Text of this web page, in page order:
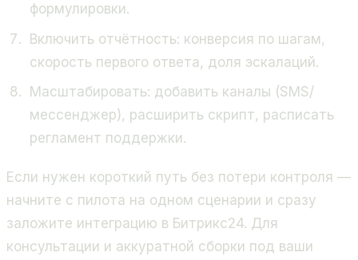
формулировки.
Включить отчётность: конверсия по шагам,
скорость первого ответа, доля эскалаций.
Масштабировать: добавить каналы (SMS/
мессенджер), расширить скрипт, расписать
регламент поддержки.
Если нужен короткий путь без потери контроля —
начните с пилота на одном сценарии и сразу
заложите интеграцию в Битрикс24. Для
консультации и аккуратной сборки под ваши